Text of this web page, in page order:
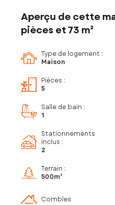
Aperçu de cette
pièces et 73 m²
Type de logement :
Maison
Pièces :
5
Salle de bain :
1
Stationnements
inclus :
2
Terrain :
500m²
Combles